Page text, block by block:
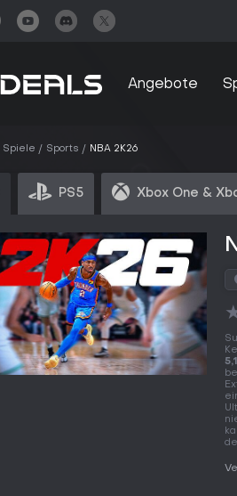
Angebote
Spiele Sports NBA 2K26
PS5 Xbox One &